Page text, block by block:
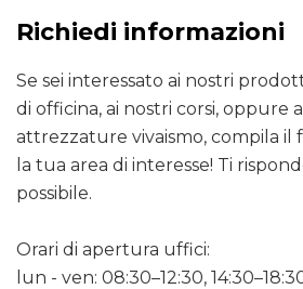
Richiedi informazioni
Se sei interessato ai nostri
di officina, ai nostri corsi, oppure
attrezzature vivaismo, compila il
la tua area di interesse! Ti
possibile.
Orari di apertura uffici:
lun - ven: 08:30–12:30,